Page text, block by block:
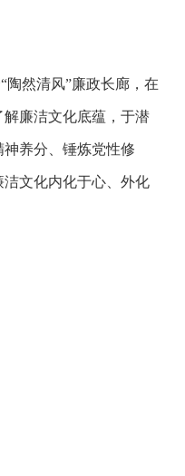
然清风”廉政长廊，在
廉洁文化底蕴，于潜
养分、锤炼党性修
文化内化于心、外化